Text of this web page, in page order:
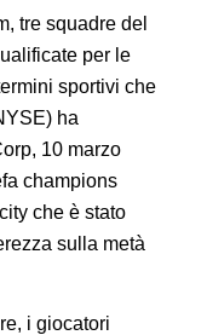
tre squadre del
per le
sportivi che
ha
10 marzo
champions
che è stato
sulla metà
i giocatori